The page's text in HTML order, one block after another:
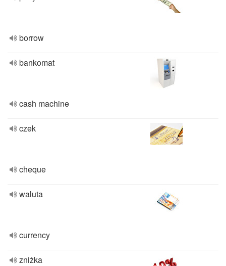
borrow
bankomat
cash machine
czek
cheque
waluta
currency
zniżka